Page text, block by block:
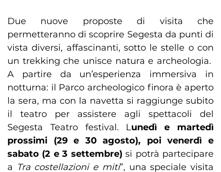
Due nuove proposte di visita che
permetteranno di scoprire Segesta da punti di
vista diversi, affascinanti, sotto le stelle o con
un trekking che unisce natura e archeologia.
A partire da un’esperienza immersiva in
notturna: il Parco archeologico finora è aperto
la sera, ma con la navetta si raggiunge subito
il teatro per assistere agli spettacoli del
Segesta Teatro festival. Lunedì e martedì
prossimi (29 e 30 agosto), poi venerdì e
sabato (2 e 3 settembre)si potrà partecipare
a Tra costellazioni e miti”, una speciale visita